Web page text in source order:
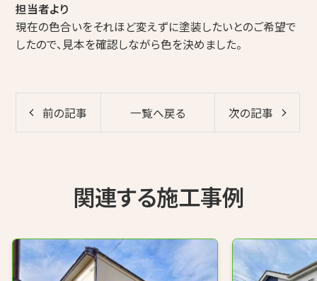
担当者より
現在の色合いをそれほど変えずに塗装したいとのご希望で
したので、見本を確認しながら色を決めました。
前の記事 一覧へ戻る 次の記事
関連する施工事例